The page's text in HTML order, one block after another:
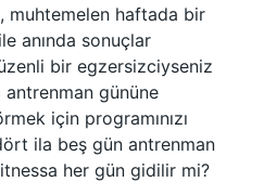
muhtemelen haftada bir
anında sonuçlar
bir egzersizciyseniz
gününe
için programınızı
ila beş gün antrenman
her gün gidilir mi?